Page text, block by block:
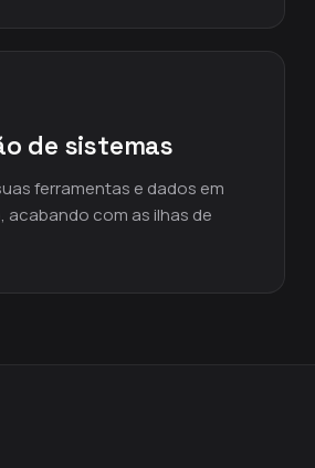
de sistemas
ferramentas e dados em
acabando com as ilhas de